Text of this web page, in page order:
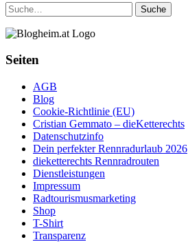
Suche
Seiten
AGB
Blog
Cookie-Richtlinie (EU)
Cristian Gemmato – dieKetterechts
Datenschutzinfo
Dein perfekter Rennradurlaub 2026
dieketterechts Rennradrouten
Dienstleistungen
Impressum
Radtourismusmarketing
Shop
T-Shirt
Transparenz